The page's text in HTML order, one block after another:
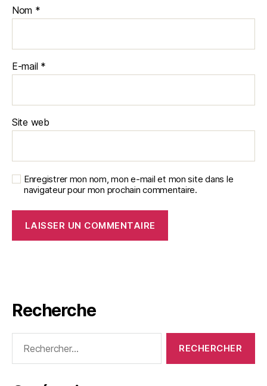
Nom *
E-mail *
Site web
Enregistrer mon nom, mon e-mail et mon site dans le
navigateur pour mon prochain commentaire.
Recherche